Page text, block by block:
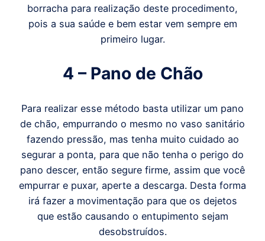
borracha para realização deste procedimento,
pois a sua saúde e bem estar vem sempre em
primeiro lugar.
4 – Pano de Chão
Para realizar esse método basta utilizar um pano
de chão, empurrando o mesmo no vaso sanitário
fazendo pressão, mas tenha muito cuidado ao
segurar a ponta, para que não tenha o perigo do
pano descer, então segure firme, assim que você
empurrar e puxar, aperte a descarga. Desta forma
irá fazer a movimentação para que os dejetos
que estão causando o entupimento sejam
desobstruídos.